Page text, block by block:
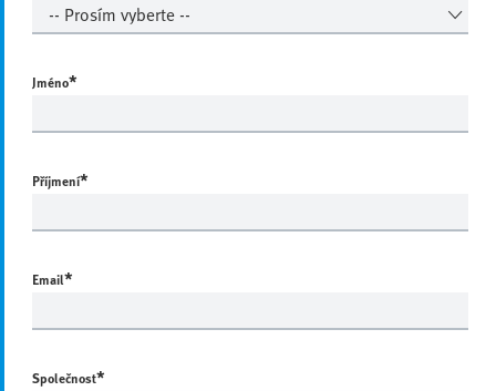
Jméno*
Příjmení*
Email*
Společnost*